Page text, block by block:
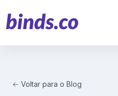
← Voltar para o Blog